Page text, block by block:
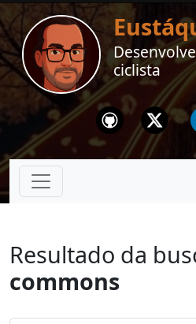
ciclista
Github Twitter
Resultado da
commons